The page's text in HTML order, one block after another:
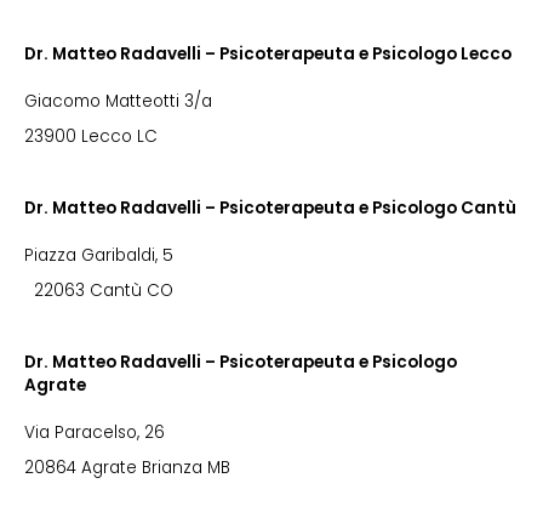
Dr. Matteo Radavelli – Psicoterapeuta e Psicologo Lecco
Giacomo Matteotti 3/a
23900 Lecco LC
Dr. Matteo Radavelli – Psicoterapeuta e Psicologo Cantù
Piazza Garibaldi, 5
22063 Cantù CO
Dr. Matteo Radavelli – Psicoterapeuta e Psicologo
Agrate
Via Paracelso, 26
20864 Agrate Brianza MB